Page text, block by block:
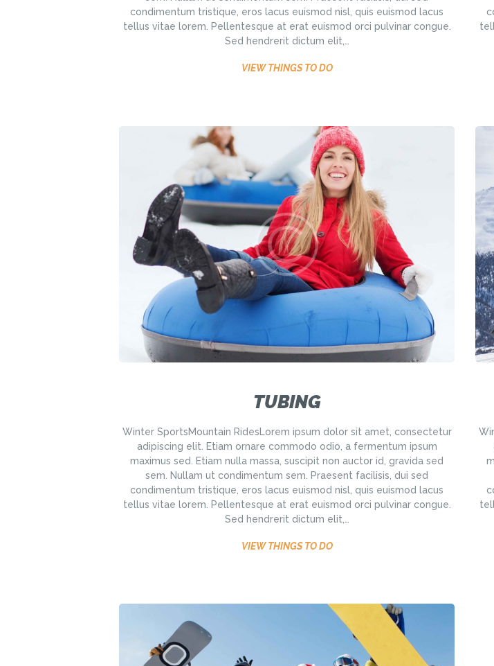
condimentum tristique, eros lacus euismod nisl, quis euismod lacus
tellus vitae lorem. Pellentesque at erat euismod orci pulvinar congue.
Sed hendrerit dictum elit,…
VIEW THINGS TO DO
TUBING
Winter SportsMountain RidesLorem ipsum dolor sit amet, consectetur
adipiscing elit. Etiam ornare commodo odio, a fermentum ipsum
maximus sed. Etiam nulla massa, suscipit non auctor id, gravida sed
sem. Nullam ut condimentum sem. Praesent facilisis, dui sed
condimentum tristique, eros lacus euismod nisl, quis euismod lacus
tellus vitae lorem. Pellentesque at erat euismod orci pulvinar congue.
Sed hendrerit dictum elit,…
VIEW THINGS TO DO